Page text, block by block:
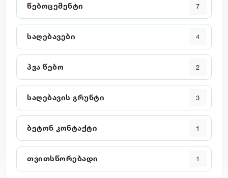
წებოცემენტი 7
საღებავები 4
პვა წებო 2
საღებავის გრუნტი 3
ბეტონ კონტაქტი 1
თვითსწორებადი 1